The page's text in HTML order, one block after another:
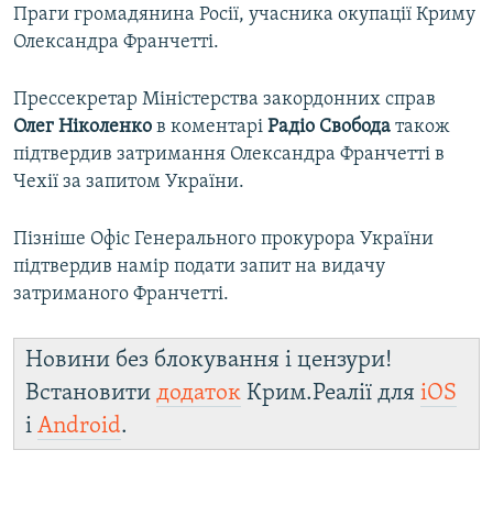
Праги громадянина Росії, учасника окупації Криму
Олександра Франчетті.
Прессекретар Міністерства закордонних справ
Олег Ніколенко в коментарі Радіо Свобода також
підтвердив затримання Олександра Франчетті в
Чехії за запитом України.
Пізніше Офіс Генерального прокурора України
підтвердив намір подати запит на видачу
затриманого Франчетті.
Новини без блокування і цензури!
Встановити додаток Крим.Реалії для iOS
і Android.